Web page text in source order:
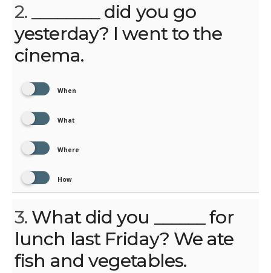
2. ________ did you go
yesterday? I went to the
cinema.
When
What
Where
How
3. What did you ______ for
lunch last Friday? We ate
fish and vegetables.